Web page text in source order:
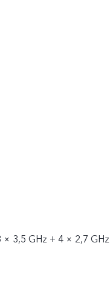
× 3,5 GHz + 4 × 2,7 GHz